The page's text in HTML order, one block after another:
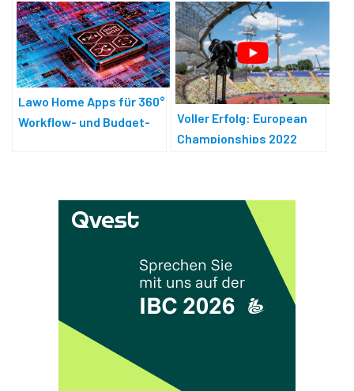
Lawo Home Apps für 360°
Workflow- und Budget-
Voller Erfolg: European
Championships 2022